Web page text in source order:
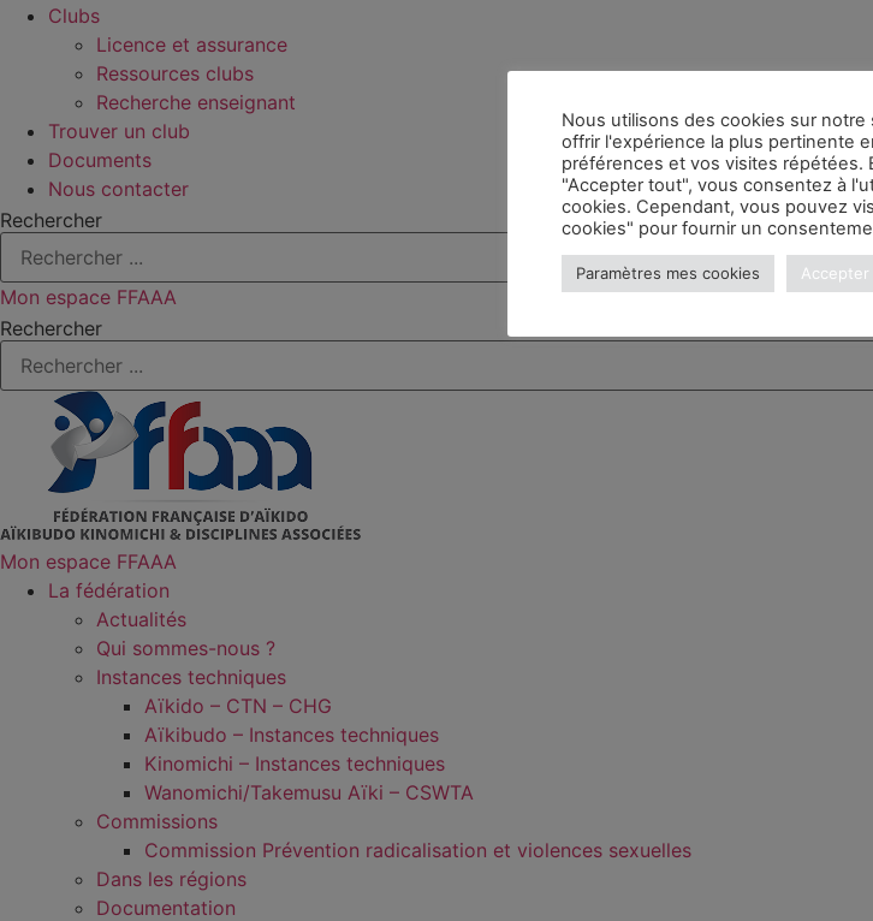
Clubs
Licence et assurance
Ressources clubs
Recherche enseignant
Trouver un club
Documents
Nous contacter
Rechercher
Mon espace FFAAA
Rechercher
Mon espace FFAAA
La fédération
Actualités
Qui sommes-nous ?
Instances techniques
Aïkido – CTN – CHG
Aïkibudo – Instances techniques
Kinomichi – Instances techniques
Wanomichi/Takemusu Aïki – CSWTA
Commissions
Commission Prévention radicalisation et violences sexuelles
Dans les régions
Documentation
Nous utilisons des cookies sur notre
offrir l'expérience la plus pertinente
préférences et vos visites répétées.
"Accepter tout", vous consentez à
cookies. Cependant, vous pouvez
cookies" pour fournir un
Paramètres mes cookies